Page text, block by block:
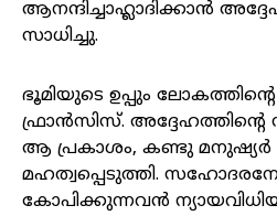
ആനന്ദിച്ചാഹ്ലാദിക്കാൻ
സാധിച്ചു.
ഭൂമിയുടെ ഉപ്പും
ഫ്രാൻസിസ്.
ആ പ്രകാശം, കണ്ടു
മഹത്വപ്പെടുത്തി.
കോപിക്കുന്നവൻ